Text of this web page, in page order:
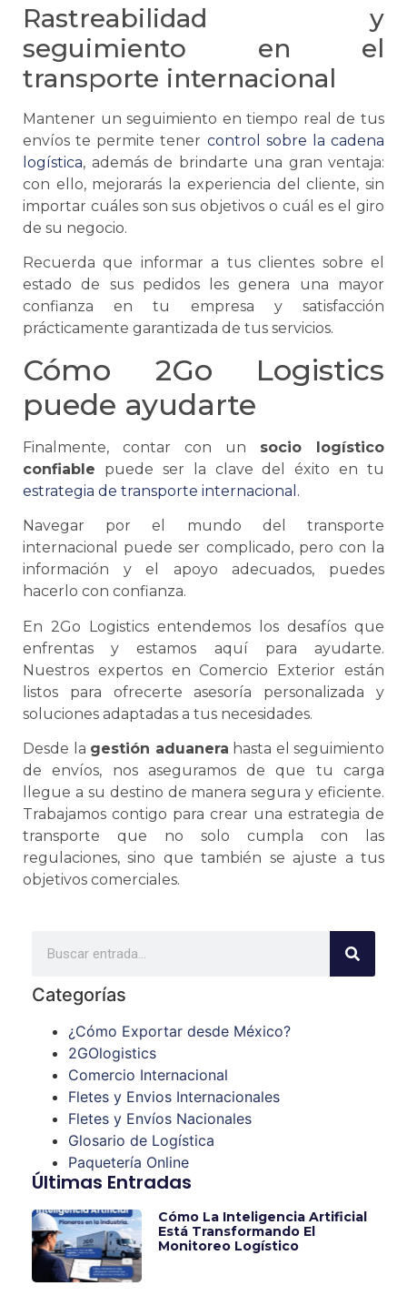
Rastreabilidad y
seguimiento en el
transporte internacional
Mantener un seguimiento en tiempo real de tus
envíos te permite tener control sobre lacadena
logística, además de brindarte una gran ventaja:
con ello, mejorarás la experiencia del cliente, sin
importar cuáles son sus objetivos o cuál es el giro
de su negocio.
Recuerda que informar a tus clientes sobre el
estado de sus pedidos les genera una mayor
confianza en tu empresa y satisfacción
prácticamente garantizada de tus servicios.
Cómo 2Go Logistics
puede ayudarte
Finalmente, contar con un socio logístico
confiable puede ser la clave del éxito en tu
estrategia de transporte internacional .
Navegar por el mundo del transporte
internacional
puede ser complicado, pero con la
información y el apoyo adecuados, puedes
hacerlo con confianza.
En 2Go Logistics entendemos los desafíos que
enfrentas y estamos aquí para ayudarte.
Nuestros expertos enComercio Exterior están
listos para ofrecerte asesoría personalizada y
soluciones adaptadas a tus necesidades.
Desde la gestión aduanera hasta el seguimiento
de envíos, nos aseguramos de que tu carga
llegue a su destino de manera segura y eficiente.
Trabajamos contigo para crear una estrategia de
transporte que no solo cumpla con las
regulaciones, sino que también se ajuste a tus
objetivos comerciales.
Categorías
¿Cómo Exportar desde México?
2GOlogistics
Comercio Internacional
Fletes y Envios Internacionales
Fletes y Envíos Nacionales
Glosario de Logística
Paquetería Online
Últimas Entradas
Cómo La Inteligencia Artificial
Está Transformando El
Monitoreo Logístico